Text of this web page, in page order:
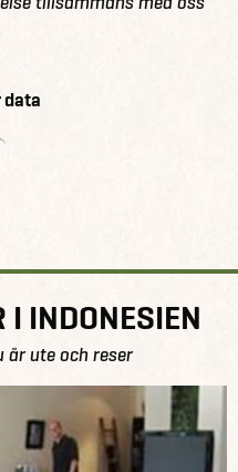
data
I INDONESIEN
är ute och reser